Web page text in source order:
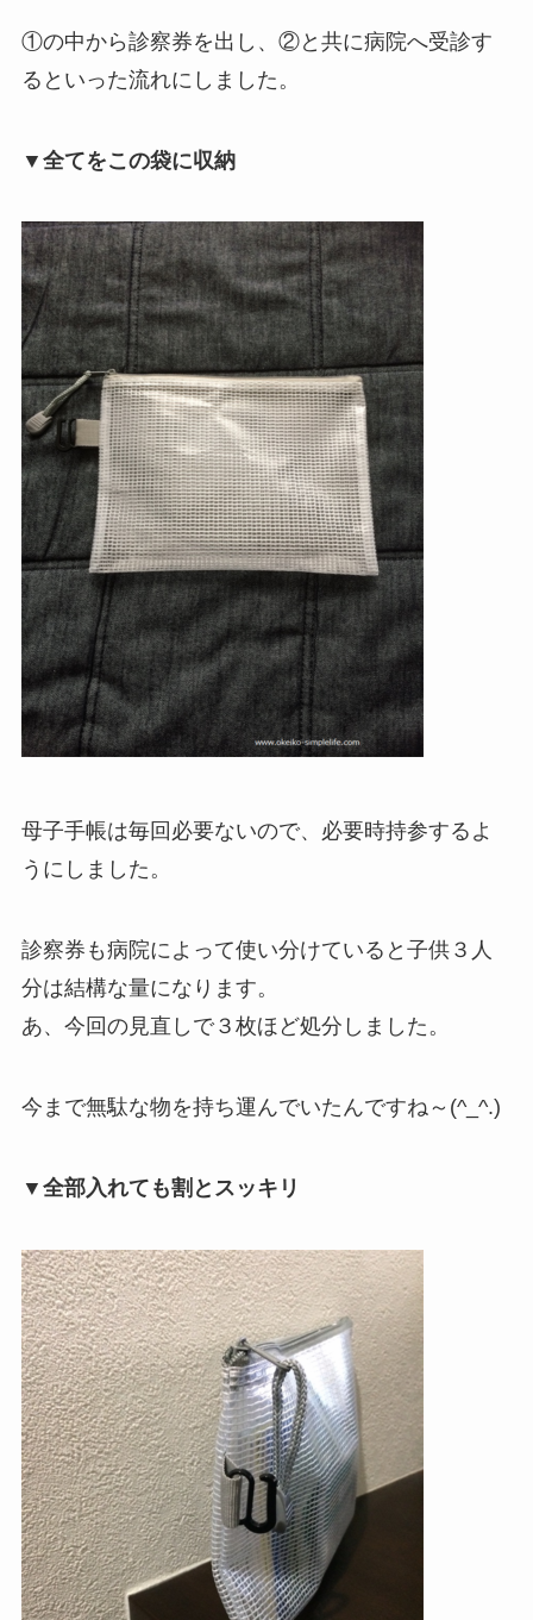
①の中から診察券を出し、②と共に病院へ受診す
るといった流れにしました。
▼全てをこの袋に収納
母子手帳は毎回必要ないので、必要時持参するよ
うにしました。
診察券も病院によって使い分けていると子供３人
分は結構な量になります。
あ、今回の見直しで３枚ほど処分しました。
今まで無駄な物を持ち運んでいたんですね～(^_^.)
▼全部入れても割とスッキリ